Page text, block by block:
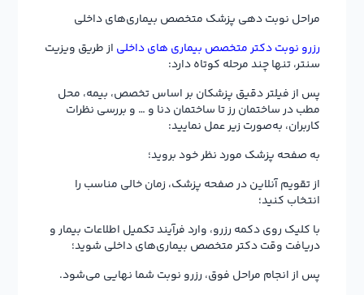
مراحل نوبت دهی پزشک متخصص بیماری‌های داخلی
رزرو نوبت دکتر متخصص بیماری های داخلی از طریق ویزیت
سنتر، تنها چند مرحله کوتاه دارد:
پس از فیلتر دقیق پزشکان بر اساس تخصص، بیمه، محل
مطب در ساختمان رز تا ساختمان دنا و … و بررسی نظرات
کاربران، به‌صورت زیر عمل نمایید:
به صفحه پزشک مورد نظر خود بروید؛
از تقویم آنلاین در صفحه پزشک، زمان خالی مناسب را
انتخاب کنید؛
با کلیک روی دکمه رزرو، وارد فرآیند تکمیل اطلاعات بیمار و
دریافت وقت دکتر متخصص بیماری‌های داخلی شوید؛
پس از انجام مراحل فوق، رزرو نوبت شما نهایی می‌شود.